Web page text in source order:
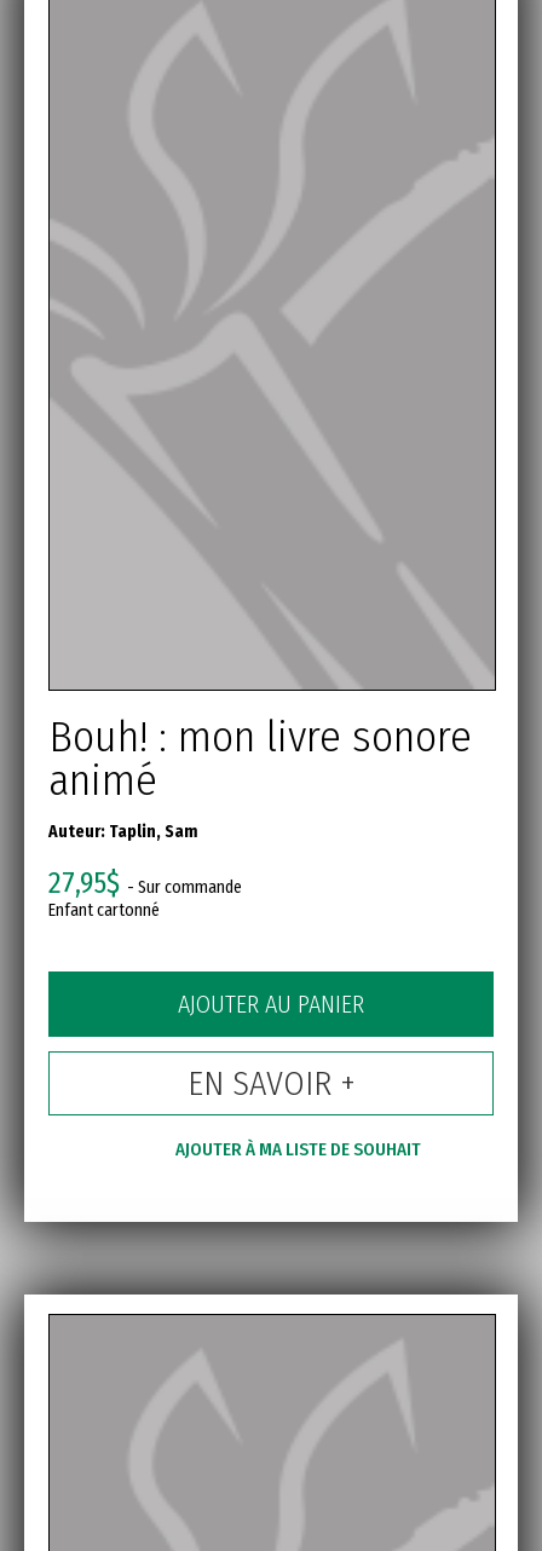
Bouh! : mon livre sonore
animé
Auteur: Taplin, Sam
27,95$ - Sur commande
Enfant cartonné
AJOUTER AU PANIER
EN SAVOIR +
AJOUTER À MA LISTE DE SOUHAIT